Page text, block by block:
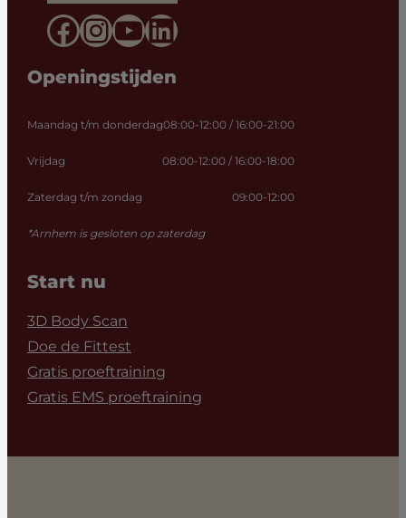
Facebook
Instagram
YouTube
LinkedIn
Openingstijden
Maandag t/m donderdag08:00-12:00 / 16:00-21:00
Vrijdag 08:00-12:00 / 16:00-18:00
Zaterdag t/m zondag 09:00-12:00
*Arnhem is gesloten op zaterdag
Start nu
3D Body Scan
Doe de Fittest
Gratis proeftraining
Gratis EMS proeftraining